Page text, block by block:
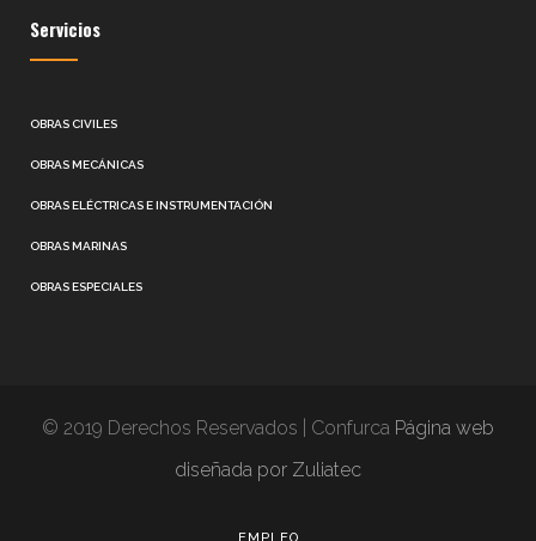
Servicios
OBRAS CIVILES
OBRAS MECÁNICAS
OBRAS ELÉCTRICAS E INSTRUMENTACIÓN
OBRAS MARINAS
OBRAS ESPECIALES
© 2019 Derechos Reservados | Confurca Página web
diseñada por Zuliatec